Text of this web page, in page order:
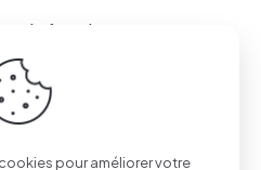
de façades
en œuvre
de sol et mur
pour améliorer votre